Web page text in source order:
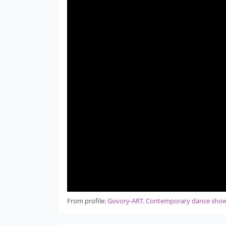
From profile:Govory-ART. Contemporary dance